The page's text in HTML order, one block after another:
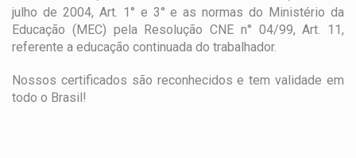
julho de 2004, Art. 1° e 3° e as normas do Ministério da
Educação (MEC) pela Resolução CNE n° 04/99, Art. 11,
referente a educação continuada do trabalhador.
Nossos certificados são reconhecidos e tem validade em
todo o Brasil!